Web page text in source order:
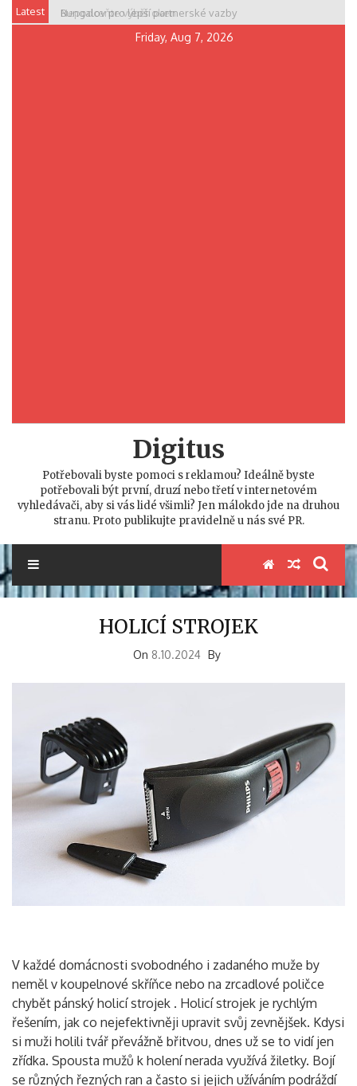
SkipLatest Bungalov pro lepší partnerské vazby
Nepodceňte výběr oken
Friday, Aug 7, 2026
Digitus
Potřebovali byste pomoci s reklamou? Ideálně byste
potřebovali být první, druzí nebo třetí v internetovém
vyhledávači, aby si vás lidé všimli? Jen málokdo jde na druhou
stranu. Proto publikujte pravidelně u nás své PR.
HOLICÍ STROJEK
On 8.10.2024 By
V každé domácnosti svobodného i zadaného muže by
neměl v koupelnové skříňce nebo na zrcadlové poličce
chybět pánský holicí strojek . Holicí strojek je rychlým
řešením, jak co nejefektivněji upravit svůj zevnějšek. Kdysi
si muži holili tvář převážně břitvou, dnes už se to vidí jen
zřídka. Spousta mužů k holení nerada využívá žiletky. Bojí
se různých řezných ran a často si jejich užíváním podráždí